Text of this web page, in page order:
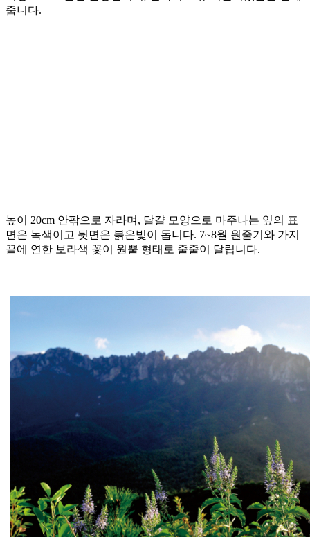
줍니다.
높이 20cm 안팎으로 자라며, 달걀 모양으로 마주나는 잎의 표
면은 녹색이고 뒷면은 붉은빛이 돕니다. 7~8월 원줄기와 가지
끝에 연한 보라색 꽃이 원뿔 형태로 줄줄이 달립니다.